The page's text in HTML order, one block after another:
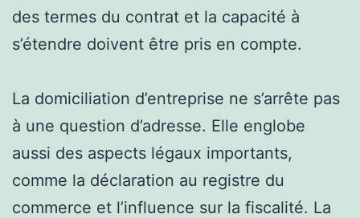
des termes du contrat et la capacité à
s’étendre doivent être pris en compte.
La domiciliation d’entreprise ne s’arrête pas
à une question d’adresse. Elle englobe
aussi des aspects légaux importants,
comme la déclaration au registre du
commerce et l’influence sur la fiscalité. La